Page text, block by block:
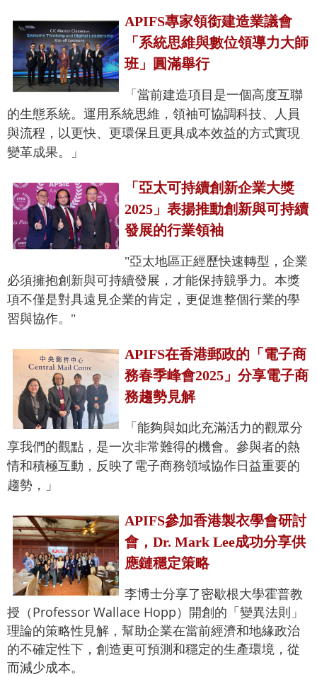
APIFS專家領銜建造業議會
「系統思維與數位領導力大師
班」圓滿舉行
「當前建造項目是一個高度互聯
的生態系統。運用系統思維，領袖可協調科技、人員
與流程，以更快、更環保且更具成本效益的方式實現
變革成果。」
「亞太可持續創新企業大獎
2025」表揚推動創新與可持續
發展的行業領袖
"亞太地區正經歷快速轉型，企業
必須擁抱創新與可持續發展，才能保持競爭力。本獎
項不僅是對具遠見企業的肯定，更促進整個行業的學
習與協作。"
APIFS在香港郵政的「電子商
務春季峰會2025」分享電子商
務趨勢見解
「能夠與如此充滿活力的觀眾分
享我們的觀點，是一次非常難得的機會。參與者的熱
情和積極互動，反映了電子商務領域協作日益重要的
趨勢，」
APIFS參加香港製衣學會研討
會，Dr. Mark Lee成功分享供
應鏈穩定策略
李博士分享了密歇根大學霍普教
授（Professor Wallace Hopp）開創的「變異法則」
理論的策略性見解，幫助企業在當前經濟和地緣政治
的不確定性下，創造更可預測和穩定的生產環境，從
而減少成本。